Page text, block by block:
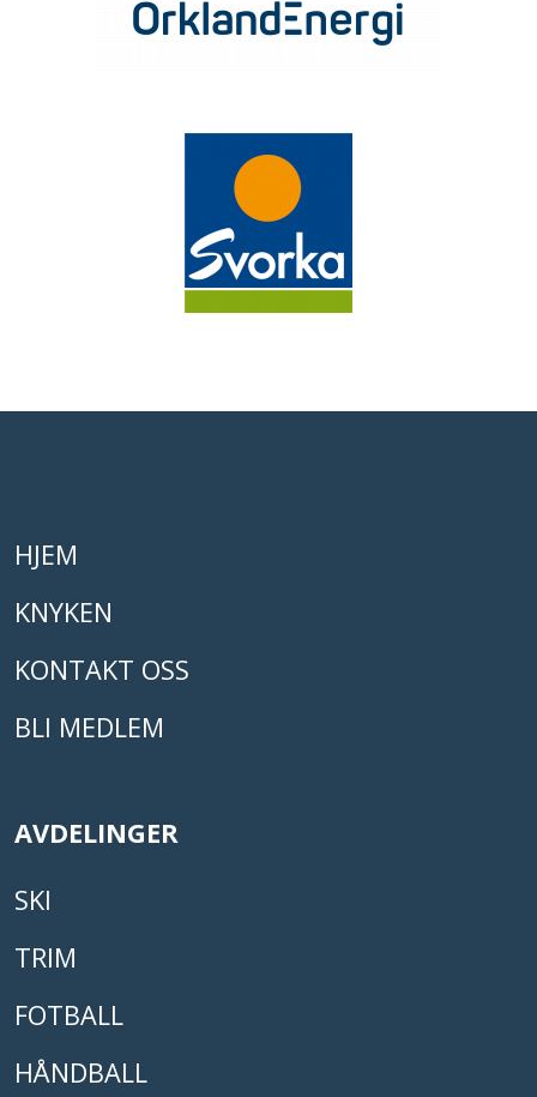
HJEM
KNYKEN
KONTAKT OSS
BLI MEDLEM
AVDELINGER
SKI
TRIM
FOTBALL
HÅNDBALL